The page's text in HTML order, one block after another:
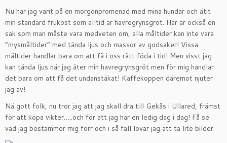
Nu har jag varit på en morgonpromenad med mina hundar och ätit
min standard frukost som alltid är havregrynsgröt. Här är också en
sak som man måste vara medveten om, alla måltider kan inte vara
”mysmåltider” med tända ljus och massor av godsaker! Vissa
måltider handlar bara om att få i oss rätt föda i tid! Men visst jag
kan tända ljus när jag äter min havregrynsgröt men för mig handlar
det bara om att få det undanstäkat! Kaffekoppen däremot njuter
jag av!
Nä gott folk, nu tror jag att jag skall dra till Gekås i Ullared, främst
för att köpa vikter…..och för att jag har en ledig dag i dag! Få se
vad jag bestämmer mig förr och i så fall lovar jag att ta lite bilder.